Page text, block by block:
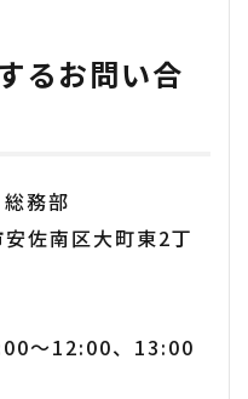
るお問い合
務部
佐南区大町東2丁
～12:00、13:00